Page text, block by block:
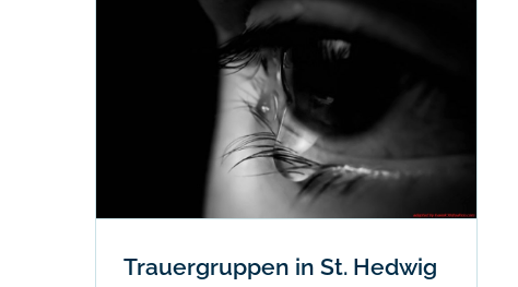
Trauergruppen in St. Hedwig